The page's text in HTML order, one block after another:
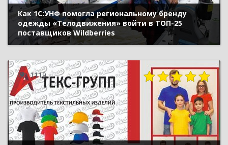
Как 1С:УНФ помогла региональному бренду
одежды «Телодвижения» войти в ТОП-25
поставщиков Wildberries
1119